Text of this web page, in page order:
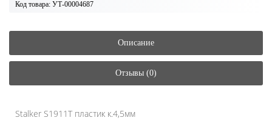
Код товара: УТ-00004687
Описание
Отзывы (0)
Stalker S1911T пластик к.4,5мм